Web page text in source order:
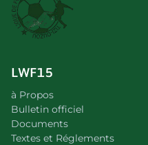
LWF15
à Propos
Bulletin officiel
Documents
Textes et Réglements